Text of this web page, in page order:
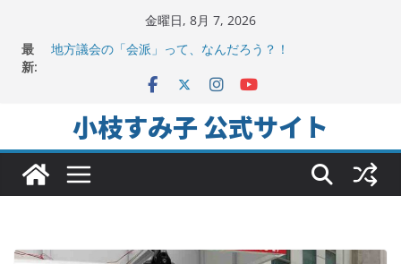
金曜日, 8月 7, 2026
最
新:
地方議会の「会派」って、なんだろう？！
ちよだの声ニュース No,9発信しました！
会」に参加
ヒートアイランド緩和のキーワードは「水と緑と風」
小枝すみ子 公式サイト